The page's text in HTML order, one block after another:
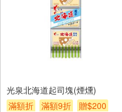
光泉北海道起司塊(煙燻)
滿額折
滿額9折 贈$200